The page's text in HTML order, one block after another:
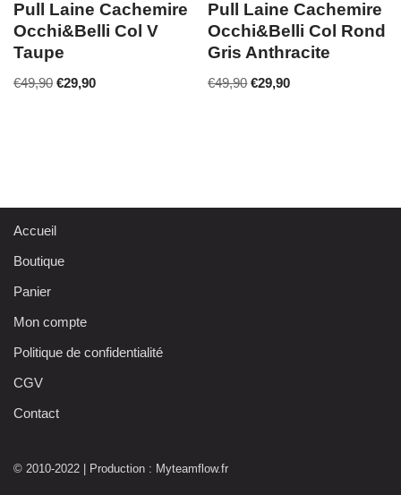
Pull Laine Cachemire
Occhi&Belli Col V
Taupe
€49,90 €29,90
Pull Laine Cachemire
Occhi&Belli Col Rond
Gris Anthracite
€49,90 €29,90
Accueil
Boutique
Panier
Mon compte
Politique de confidentialité
CGV
Contact
© 2010-2022 | Production : Myteamflow.fr